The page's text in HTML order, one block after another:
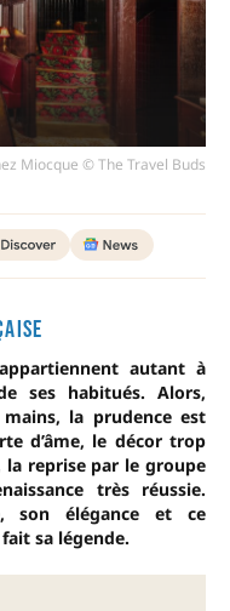
Miocque © The Travel Buds
autant à
ses habitués. Alors,
la prudence est
d’âme, le décor trop
reprise par le groupe
très réussie.
son élégance et ce
sa légende.